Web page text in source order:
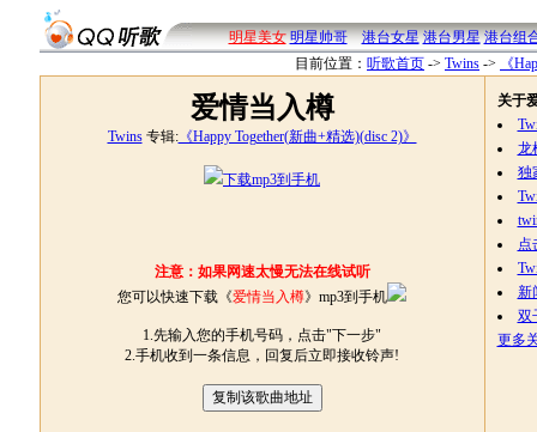
明星美女 明星帅哥 港台女星 港台男星 港台组
目前位置： 听歌首页 -> Twins -> 《
爱情当入樽
Twins专辑:《Happy Together(新曲+精选)(disc 2)》
下载mp3到手机
注意：如果网速太慢无法在线试听
您可以快速下载《爱情当入樽》mp3到手机
1.先输入您的手机号码，点击"下一步"
2.手机收到一条信息，回复后立即接收铃声!
关于
龙
独
点
新
双
更多